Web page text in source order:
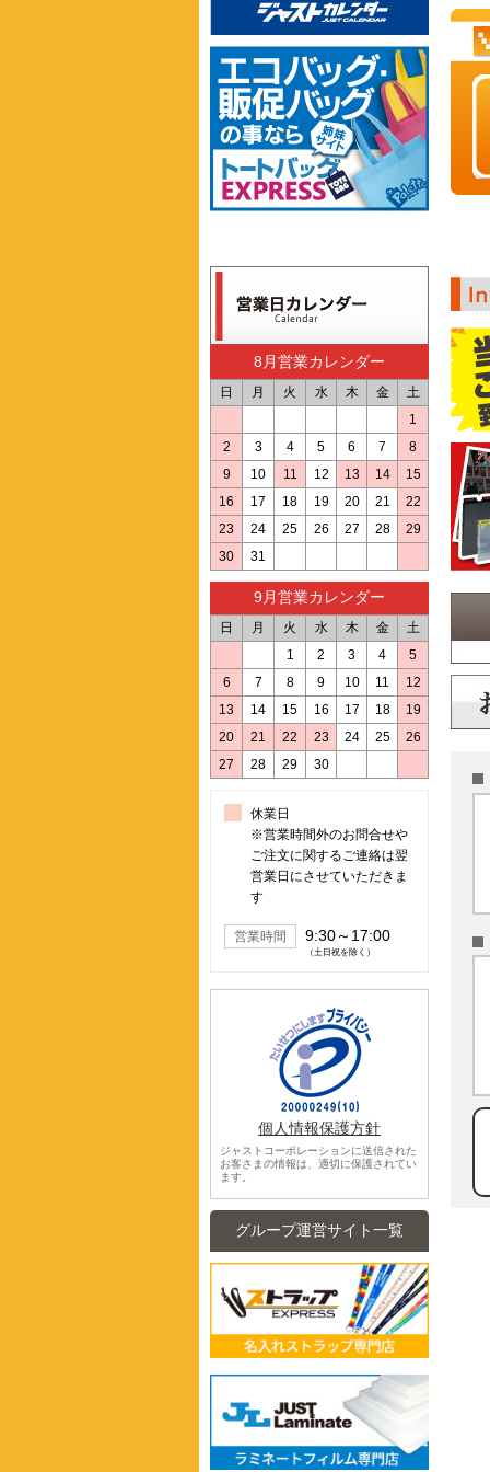
8月営業カレンダー
日 月 火 水 木 金
土
1
2
3 4 5 6 7
8
9
10 11 12 13 14
15
16
17 18 19 20 21
22
23
24 25 26 27 28
29
30
31
9月営業カレンダー
日 月 火 水 木 金
土
1
2 3 4
5
6
7 8 9 10 11
12
13
14 15 16 17 18
19
20
21 22 23 24 25
26
27
28 29 30
休業日
※営業時間外のお問合せや
ご注文に関するご連絡は翌
営業日にさせていただきま
す
営業時間 9:30～17:00
（土日祝を除く）
個人情報保護方針
ジャストコーポレーションに送信された
お客さまの情報は、適切に保護されてい
ます。
グループ運営サイト一覧